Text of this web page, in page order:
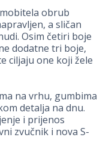
obrub
a sličan
Osim četiri boje
dodatne tri boje,
ciljaju one koji žele
na vrhu, gumbima
detalja na dnu.
i prijenos
zvučnik i nova S-